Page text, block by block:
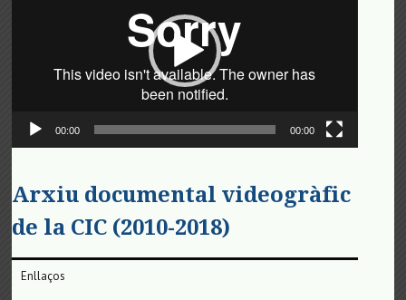
00:00 00:00
Arxiu documental videogràfic
de la CIC (2010-2018)
Enllaços